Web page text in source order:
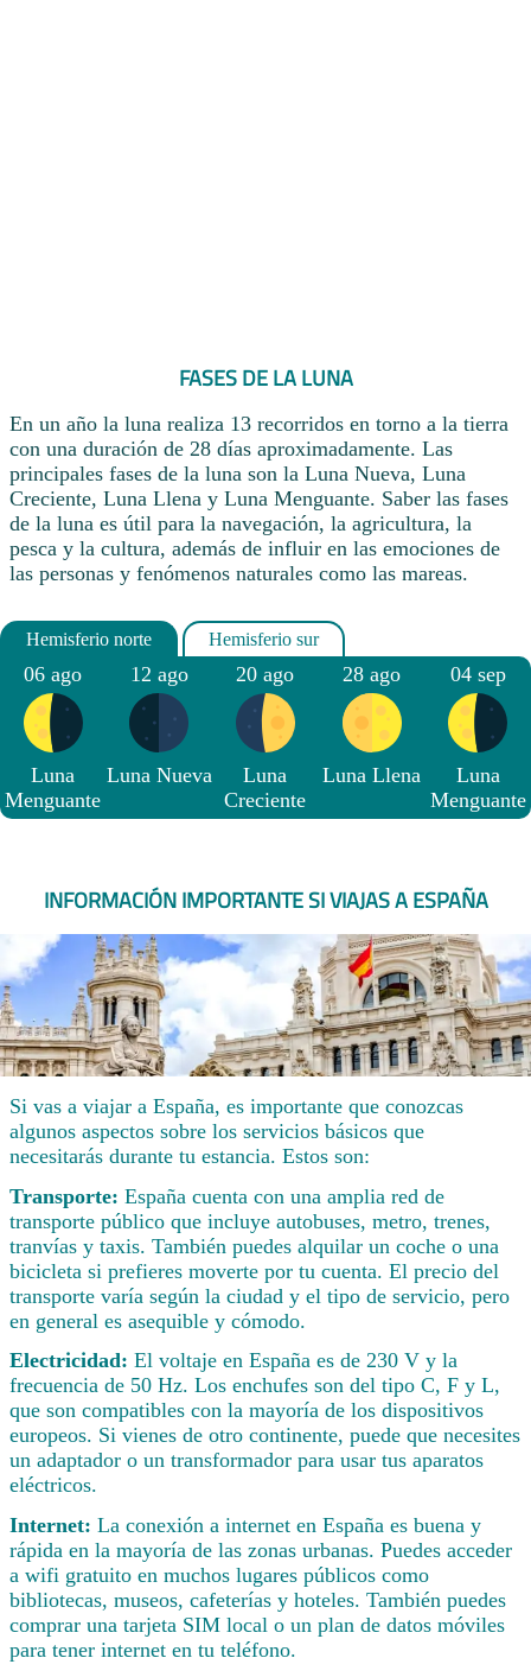
FASES DE LA LUNA
En un año la luna realiza 13 recorridos en torno a la tierra
con una duración de 28 días aproximadamente. Las
principales fases de la luna son la Luna Nueva, Luna
Creciente, Luna Llena y Luna Menguante. Saber las fases
de la luna es útil para la navegación, la agricultura, la
pesca y la cultura, además de influir en las emociones de
las personas y fenómenos naturales como las mareas.
06 ago
Luna
Menguante
12 ago
Luna Nueva
20 ago
Luna
Creciente
28 ago
Luna Llena
04 sep
Luna
Menguante
INFORMACIÓN IMPORTANTE SI VIAJAS A ESPAÑA
Si vas a viajar a España, es importante que conozcas
algunos aspectos sobre los servicios básicos que
necesitarás durante tu estancia. Estos son:
Transporte: España cuenta con una amplia red de
transporte público que incluye autobuses, metro, trenes,
tranvías y taxis. También puedes alquilar un coche o una
bicicleta si prefieres moverte por tu cuenta. El precio del
transporte varía según la ciudad y el tipo de servicio, pero
en general es asequible y cómodo.
Electricidad: El voltaje en España es de 230 V y la
frecuencia de 50 Hz. Los enchufes son del tipo C, F y L,
que son compatibles con la mayoría de los dispositivos
europeos. Si vienes de otro continente, puede que necesites
un adaptador o un transformador para usar tus aparatos
eléctricos.
Internet: La conexión a internet en España es buena y
rápida en la mayoría de las zonas urbanas. Puedes acceder
a wifi gratuito en muchos lugares públicos como
bibliotecas, museos, cafeterías y hoteles. También puedes
comprar una tarjeta SIM local o un plan de datos móviles
para tener internet en tu teléfono.